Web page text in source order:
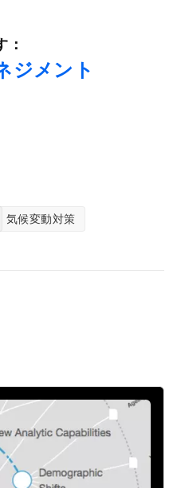
：
ジメント
気候変動対策